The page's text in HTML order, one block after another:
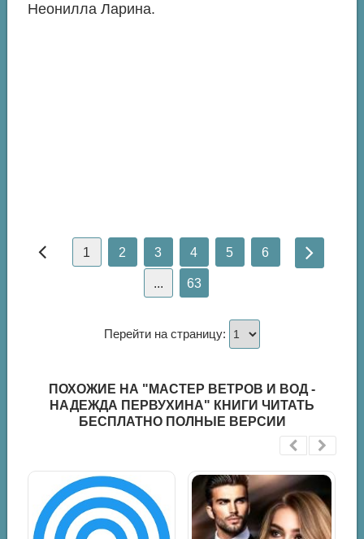
Неонилла Ларина.
1 2 3 4 5 6
... 63
Перейти на страницу:
ПОХОЖИЕ НА "МАСТЕР ВЕТРОВ И ВОД -
НАДЕЖДА ПЕРВУХИНА" КНИГИ ЧИТАТЬ
БЕСПЛАТНО ПОЛНЫЕ ВЕРСИИ